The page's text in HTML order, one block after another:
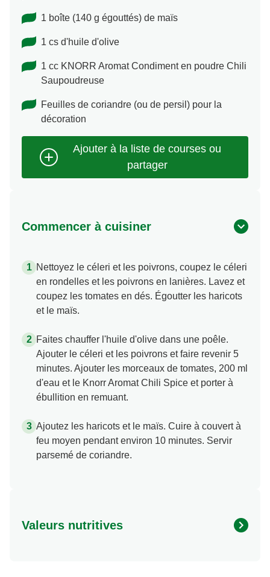
1 boîte (140 g égouttés) de maïs
1 cs d'huile d'olive
1 cc KNORR Aromat Condiment en poudre Chili
Saupoudreuse
Feuilles de coriandre (ou de persil) pour la
décoration
Commencer à cuisiner
Nettoyez le céleri et les poivrons, coupez le céleri
en rondelles et les poivrons en lanières. Lavez et
coupez les tomates en dés. Égoutter les haricots
et le maïs.
Faites chauffer l'huile d'olive dans une poêle.
Ajouter le céleri et les poivrons et faire revenir 5
minutes. Ajouter les morceaux de tomates, 200 ml
d'eau et le Knorr Aromat Chili Spice et porter à
ébullition en remuant.
Ajoutez les haricots et le maïs. Cuire à couvert à
feu moyen pendant environ 10 minutes. Servir
parsemé de coriandre.
Valeurs nutritives